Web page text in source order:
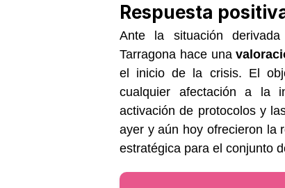
Respuesta
Ante la situación
Tarragona hace una
el inicio de la crisis. El
cualquier afectación a la
activación de protocolos y
ayer y aún hoy ofrecieron la
estratégica para el conjunto